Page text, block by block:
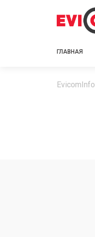
ГЛАВНАЯ
EvicomInfo